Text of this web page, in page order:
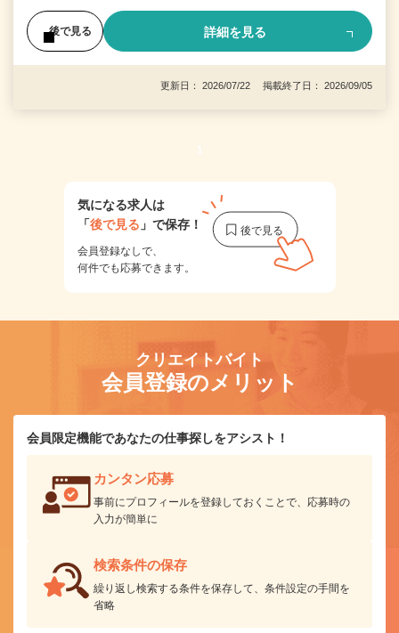
後で見る 詳細を見る
更新日： 2026/07/22 掲載終了日： 2026/09/05
1
気になる求人は
「後で見る 」で保存！
会員登録なしで、
何件でも応募できます。
クリエイトバイト
会員登録のメリット
会員限定機能であなたの仕事探しをアシスト！
カンタン応募
事前にプロフィールを登録しておくことで、応募時の
入力が簡単に
検索条件の保存
繰り返し検索する条件を保存して、条件設定の手間を
省略